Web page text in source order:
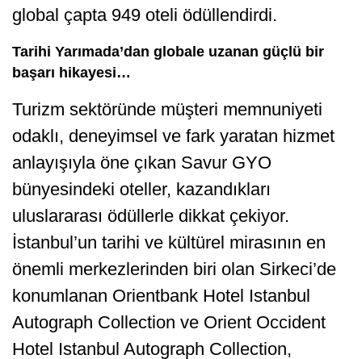
global çapta 949 oteli ödüllendirdi.
Tarihi Yarımada’dan globale uzanan güçlü bir
başarı hikayesi…
Turizm sektöründe müşteri memnuniyeti
odaklı, deneyimsel ve fark yaratan hizmet
anlayışıyla öne çıkan Savur GYO
bünyesindeki oteller, kazandıkları
uluslararası ödüllerle dikkat çekiyor.
İstanbul’un tarihi ve kültürel mirasının en
önemli merkezlerinden biri olan Sirkeci’de
konumlanan Orientbank Hotel Istanbul
Autograph Collection ve Orient Occident
Hotel Istanbul Autograph Collection,